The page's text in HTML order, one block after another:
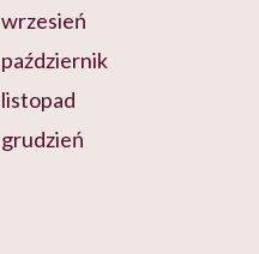
wrzesień
październik
listopad
grudzień